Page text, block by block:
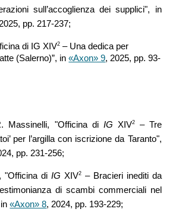
sull’accoglienza dei supplici", in
5, pp.217-237;
di IG XIV2 – Una dedica per
(Salerno)”, in«Axon» 9, 2025, pp. 93-
Massinelli, "Officina di IG XIV2– Tre
per l’argilla con iscrizione da Taranto",
pp.231-256;
, "Officina diIG XIV2– Bracieri inediti da
di scambi commerciali nel
in«Axon» 8, 2024, pp. 193-229;